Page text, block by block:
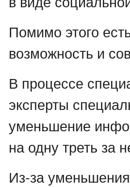
Помимо этого
возможность и
В процессе
эксперты
уменьшение
на одну треть за
Из-за